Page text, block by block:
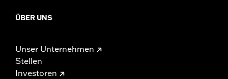
ÜBER UNS
Unser Unternehmen
Stellen
Investoren